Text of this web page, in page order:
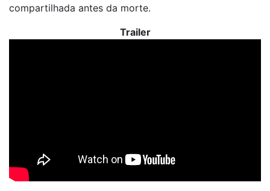
compartilhada antes da morte.
Trailer